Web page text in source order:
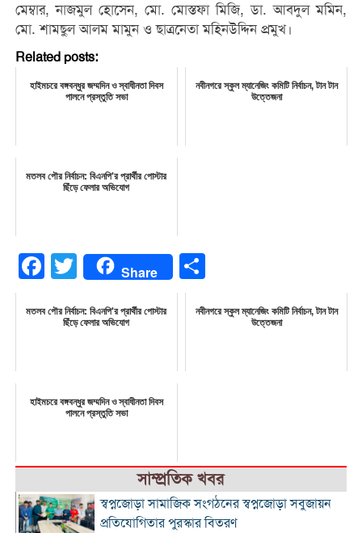
মেম্বার, নাজমুল হোসেন, মো. মোস্তফা মিজি, ডা. আবদুল মমিন,
মো. শামছুল আলম মামুন ও ছাত্রনেতা মহিনউদ্দিন প্রমুখ।
Related posts:
হাইমচরে বঙ্গবন্ধুর জম্মদিন ও স্বাধীনতা দিবস
পালনে প্রস্তুতি সভা
নবীনগরে স্কুল ম্যানেজিং কমিটি নির্বাচন, টান টান
উত্তেজনা
মতলব পৌর নির্বাচন: বিএনপি'র প্রার্থীর পোস্টার
ছিঁড়ে ফেলার অভিযোগ
Facebook
Twitter Share
মতলব পৌর নির্বাচন: বিএনপি'র প্রার্থীর পোস্টার
ছিঁড়ে ফেলার অভিযোগ
নবীনগরে স্কুল ম্যানেজিং কমিটি নির্বাচন, টান টান
উত্তেজনা
হাইমচরে বঙ্গবন্ধুর জম্মদিন ও স্বাধীনতা দিবস
পালনে প্রস্তুতি সভা
সাম্প্রতিক খবর
স্বপ্নজোড়া সামাজিক সংগঠনের স্বপ্নজোড়া সবুজায়ন
প্রতিযোগিতার পুরস্কার বিতরণ